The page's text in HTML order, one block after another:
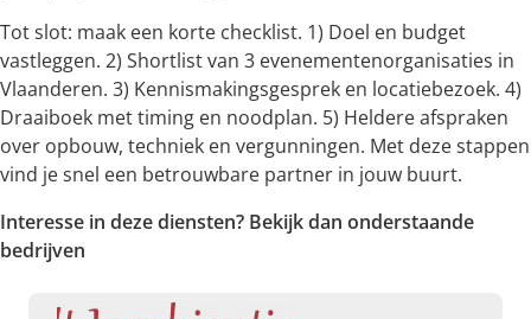
Tot slot: maak een korte checklist. 1) Doel en budget
vastleggen. 2) Shortlist van 3 evenementenorganisaties in
Vlaanderen. 3) Kennismakingsgesprek en locatiebezoek. 4)
Draaiboek met timing en noodplan. 5) Heldere afspraken
over opbouw, techniek en vergunningen. Met deze stappen
vind je snel een betrouwbare partner in jouw buurt.
Interesse in deze diensten? Bekijk dan onderstaande
bedrijven